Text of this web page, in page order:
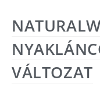
VÁLTOZAT